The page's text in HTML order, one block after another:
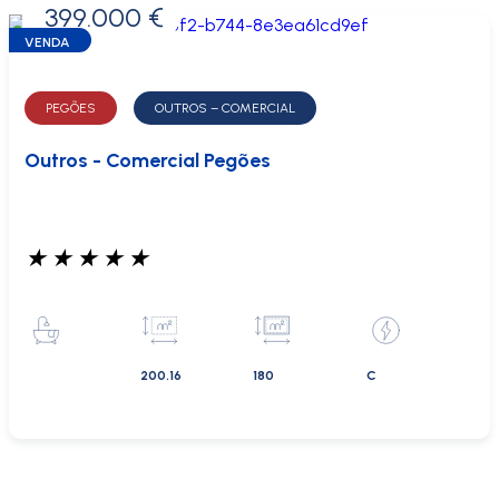
0 €
399.000 €
VENDA
PEGÕES OUTROS – COMERCIAL
Outros - Comercial Pegões
★ ★ ★ ★ ★
200.16 180 C